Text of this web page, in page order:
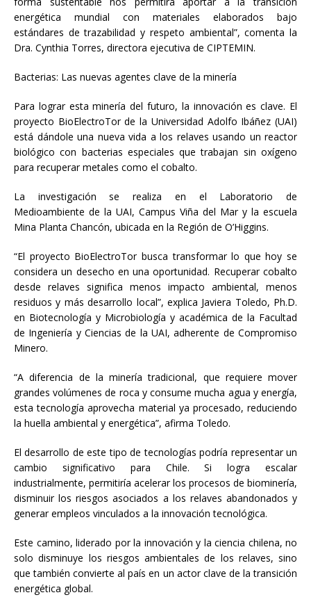
energética mundial con materiales elaborados bajo
estándares de trazabilidad y respeto ambiental”, comenta la
Dra. Cynthia Torres, directora ejecutiva de CIPTEMIN.
Bacterias: Las nuevas agentes clave de la minería
Para lograr esta minería del futuro, la innovación es clave. El
proyecto BioElectroTor de la Universidad Adolfo Ibáñez (UAI)
está dándole una nueva vida a los relaves usando un reactor
biológico con bacterias especiales que trabajan sin oxígeno
para recuperar metales como el cobalto.
La investigación se realiza en el Laboratorio de
Medioambiente de la UAI, Campus Viña del Mar y la escuela
Mina Planta Chancón, ubicada en la Región de O’Higgins.
“El proyecto BioElectroTor busca transformar lo que hoy se
considera un desecho en una oportunidad. Recuperar cobalto
desde relaves significa menos impacto ambiental, menos
residuos y más desarrollo local”, explica Javiera Toledo, Ph.D.
en Biotecnología y Microbiología y académica de la Facultad
de Ingeniería y Ciencias de la UAI, adherente de Compromiso
Minero.
“A diferencia de la minería tradicional, que requiere mover
grandes volúmenes de roca y consume mucha agua y energía,
esta tecnología aprovecha material ya procesado, reduciendo
la huella ambiental y energética”, afirma Toledo.
El desarrollo de este tipo de tecnologías podría representar un
cambio significativo para Chile. Si logra escalar
industrialmente, permitiría acelerar los procesos de biominería,
disminuir los riesgos asociados a los relaves abandonados y
generar empleos vinculados a la innovación tecnológica.
Este camino, liderado por la innovación y la ciencia chilena, no
solo disminuye los riesgos ambientales de los relaves, sino
que también convierte al país en un actor clave de la transición
energética global.